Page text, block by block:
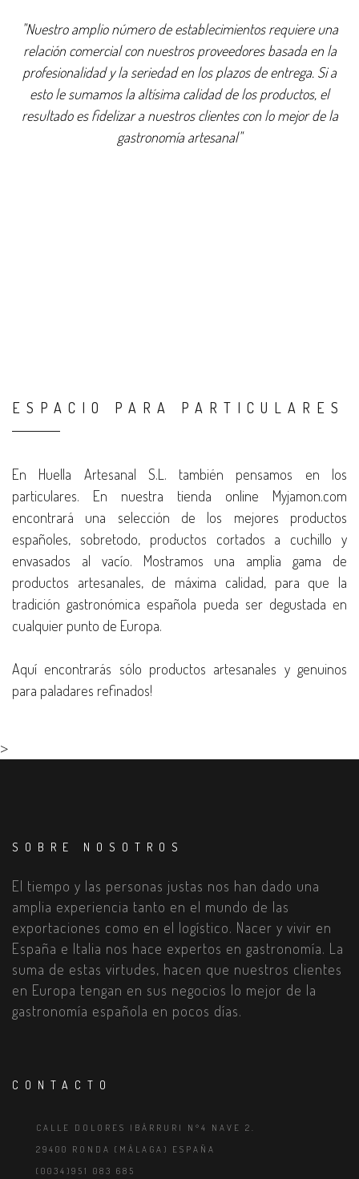
"Nuestro amplio número de establecimientos requiere una
relación comercial con nuestros proveedores basada en la
profesionalidad y la seriedad en los plazos de entrega. Si a
esto le sumamos la altísima calidad de los productos, el
resultado es fidelizar a nuestros clientes con lo mejor de la
gastronomía artesanal"
ESPACIO PARA PARTICULARES
En Huella Artesanal S.L. también pensamos en los
particulares. En nuestra tienda online Myjamon.com
encontrará una selección de los mejores productos
españoles, sobretodo, productos cortados a cuchillo y
envasados al vacío. Mostramos una amplia gama de
productos artesanales, de máxima calidad, para que la
tradición gastronómica española pueda ser degustada en
cualquier punto de Europa.
Aquí encontrarás sólo productos artesanales y genuinos
para paladares refinados!
>
SOBRE NOSOTROS
El tiempo y las personas justas nos han dado una
amplia experiencia tanto en el mundo de las
exportaciones como en el logístico. Nacer y vivir en
España e Italia nos hace expertos en gastronomía. La
suma de estas virtudes, hacen que nuestros clientes
en Europa tengan en sus negocios lo mejor de la
gastronomía española en pocos días.
CONTACTO
CALLE DOLORES IBÁRRURI N°4 NAVE 2.
29400 RONDA (MÁLAGA) ESPAÑA
(0034)951 083 685